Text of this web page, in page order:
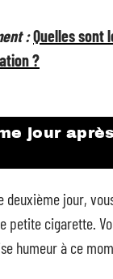
:Quelles sont
?
jour
deuxième jour,
petite cigarette.
humeur à ce